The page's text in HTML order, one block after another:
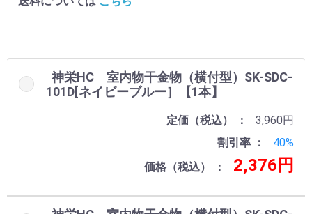
神栄HC 室内物干金物（横付型）SK-SDC-
101D[ネイビーブルー］【1本】
定価（税込）
3,960円
割引率
40%
価格（税込）
2,376円